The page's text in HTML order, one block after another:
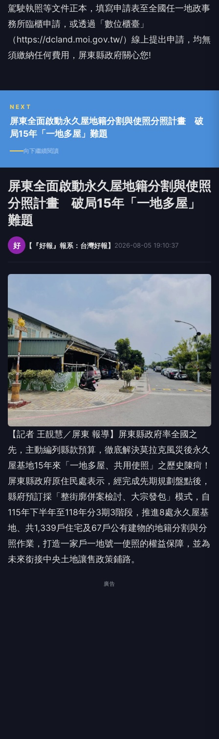
駕駛執照等文件正本，填寫申請表至全國任一地政事
務所臨櫃申請，或透過「數位櫃臺」
（https://dcland.moi.gov.tw/）線上提出申請，均無
須繳納任何費用，屏東縣政府關心您!
NEXT
屏東全面啟動永久屋地籍分割與使照分照計畫 破
局15年「一地多屋」難題
向下繼續閱讀
屏東全面啟動永久屋地籍分割與使照
分照計畫 破局15年「一地多屋」
難題
好 【『好報』報系：台灣好報】 2026-08-05 19:10:37
【記者 王靚慧／屏東 報導】屏東縣政府率全國之
先，主動編列縣款預算，徹底解決莫拉克風災後永久
屋基地15年來「一地多屋、共用使照」之歷史陳疴！
屏東縣政府原住民處表示，經完成先期規劃盤點後，
縣府預訂採「整街廓併案檢討、大宗發包」模式，自
115年下半年至118年分3期3階段，推進8處永久屋基
地、共1,339戶住宅及67戶公有建物的地籍分割與分
照作業，打造一家戶一地號一使照的權益保障，並為
未來銜接中央土地讓售政策鋪路。
廣告